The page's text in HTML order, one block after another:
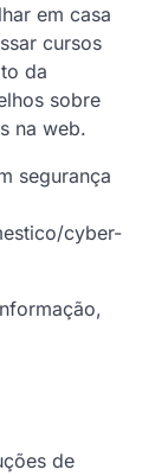
em casa
cursos
da
sobre
na web.
segurança
cyber-
de